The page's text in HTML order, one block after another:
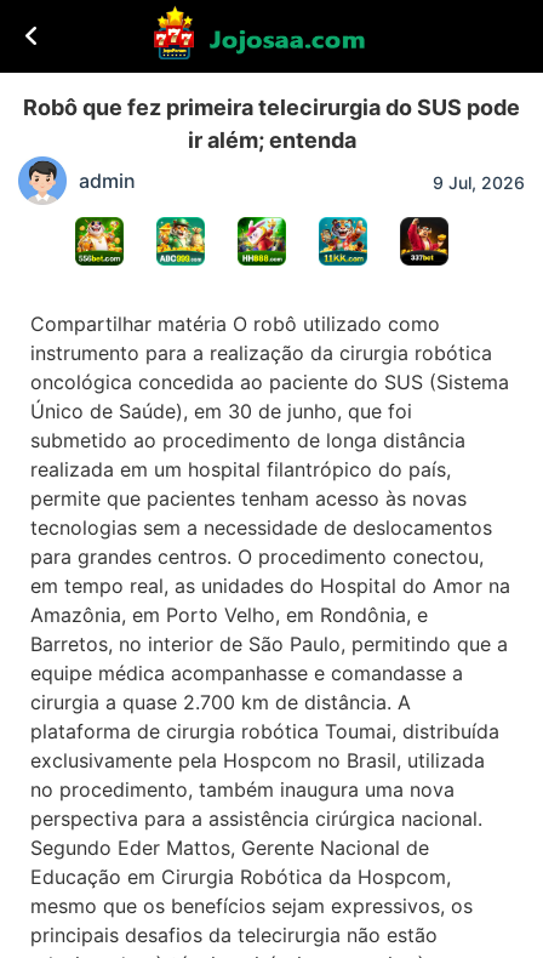
Robô que fez primeira telecirurgia do SUS pode
ir além; entenda
admin 9 Jul, 2026
Compartilhar matéria O robô utilizado como
instrumento para a realização da cirurgia robótica
oncológica concedida ao paciente do SUS (Sistema
Único de Saúde), em 30 de junho, que foi
submetido ao procedimento de longa distância
realizada em um hospital filantrópico do país,
permite que pacientes tenham acesso às novas
tecnologias sem a necessidade de deslocamentos
para grandes centros. O procedimento conectou,
em tempo real, as unidades do Hospital do Amor na
Amazônia, em Porto Velho, em Rondônia, e
Barretos, no interior de São Paulo, permitindo que a
equipe médica acompanhasse e comandasse a
cirurgia a quase 2.700 km de distância. A
plataforma de cirurgia robótica Toumai, distribuída
exclusivamente pela Hospcom no Brasil, utilizada
no procedimento, também inaugura uma nova
perspectiva para a assistência cirúrgica nacional.
Segundo Eder Mattos, Gerente Nacional de
Educação em Cirurgia Robótica da Hospcom,
mesmo que os benefícios sejam expressivos, os
principais desafios da telecirurgia não estão